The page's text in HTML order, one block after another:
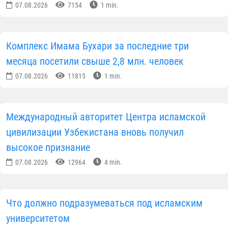
07.08.2026 7154 1 min.
Комплекс Имама Бухари за последние три
месяца посетили свыше 2,8 млн. человек
07.08.2026 11815 1 min.
Международный авторитет Центра исламской
цивилизации Узбекистана вновь получил
высокое признание
07.08.2026 12964 4 min.
Что должно подразумеваться под исламским
университетом